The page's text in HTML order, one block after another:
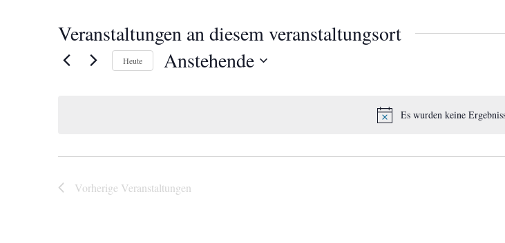
Hinweis
Es wurden keine
Veranstaltungen an diesem veranstaltungsort
Heute Anstehende
Vorherige Veranstaltungen